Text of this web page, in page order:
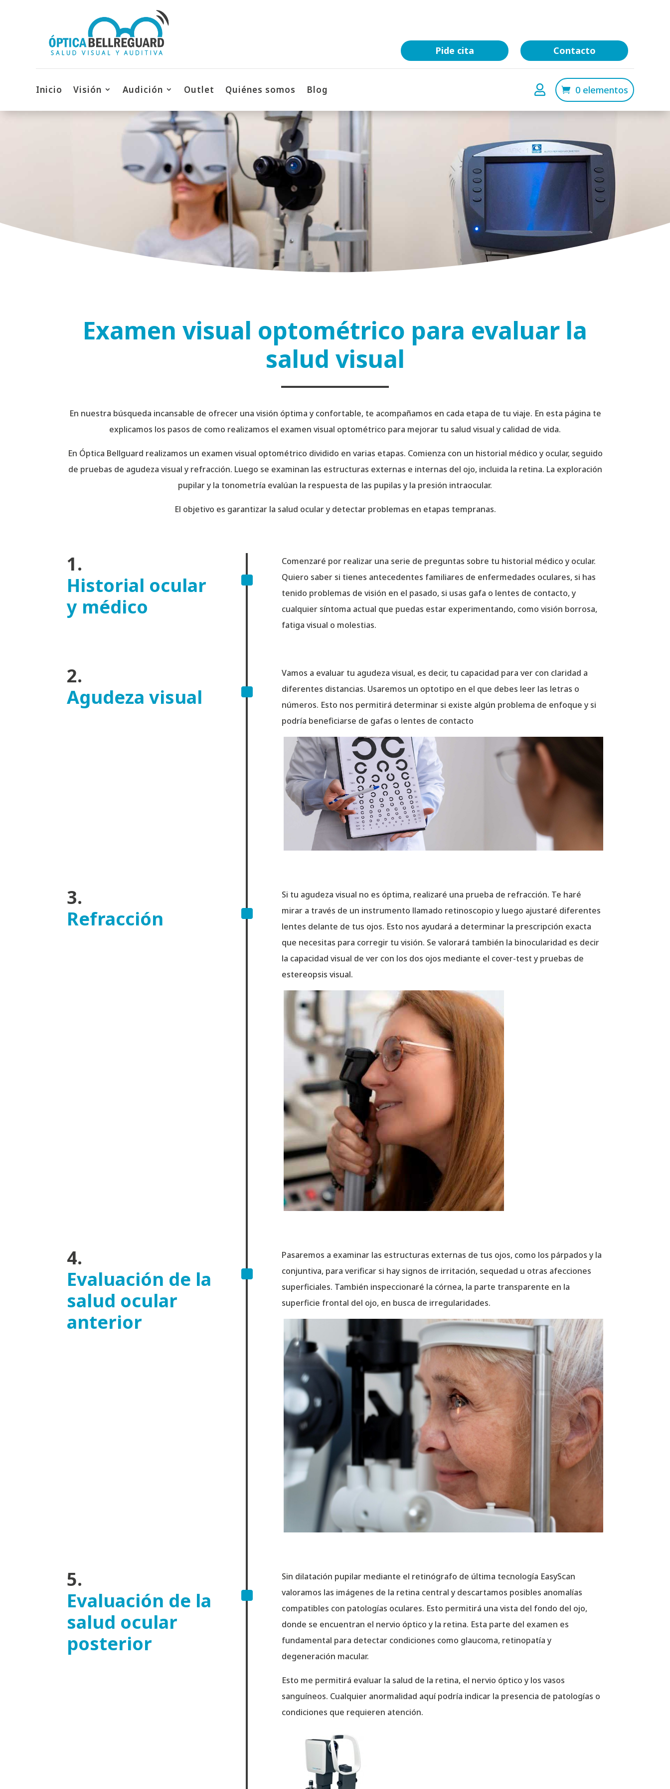
Pide cita Contacto
Inicio Visión Audición Outlet Quiénes somos Blog  0 elementos
Examen visual optométrico para evaluar la
salud visual
En nuestra búsqueda incansable de ofrecer una visión óptima y confortable, te acompañamos en cada etapa de tu viaje. En esta página te
explicamos los pasos de como realizamos el examen visual optométrico para mejorar tu salud visual y calidad de vida.
En Óptica Bellguard realizamos un examen visual optométrico dividido en varias etapas. Comienza con un historial médico y ocular, seguido
de pruebas de agudeza visual y refracción. Luego se examinan las estructuras externas e internas del ojo, incluida la retina. La exploración
pupilar y la tonometría evalúan la respuesta de las pupilas y la presión intraocular.
El objetivo es garantizar la salud ocular y detectar problemas en etapas tempranas.
1.
Historial ocular
y médico
^
Comenzaré por realizar una serie de preguntas sobre tu historial médico y ocular.
Quiero saber si tienes antecedentes familiares de enfermedades oculares, si has
tenido problemas de visión en el pasado, si usas gafa o lentes de contacto, y
cualquier síntoma actual que puedas estar experimentando, como visión borrosa,
fatiga visual o molestias.
2.
Agudeza visual
^
Vamos a evaluar tu agudeza visual, es decir, tu capacidad para ver con claridad a
diferentes distancias. Usaremos un optotipo en el que debes leer las letras o
números. Esto nos permitirá determinar si existe algún problema de enfoque y si
podría beneficiarse de gafas o lentes de contacto
3.
Refracción
^
Si tu agudeza visual no es óptima, realizaré una prueba de refracción. Te haré
mirar a través de un instrumento llamado retinoscopio y luego ajustaré diferentes
lentes delante de tus ojos. Esto nos ayudará a determinar la prescripción exacta
que necesitas para corregir tu visión. Se valorará también la binocularidad es decir
la capacidad visual de ver con los dos ojos mediante el cover-test y pruebas de
estereopsis visual.
4.
Evaluación de la
salud ocular
anterior
^
Pasaremos a examinar las estructuras externas de tus ojos, como los párpados y la
conjuntiva, para verificar si hay signos de irritación, sequedad u otras afecciones
superficiales. También inspeccionaré la córnea, la parte transparente en la
superficie frontal del ojo, en busca de irregularidades.
5.
Evaluación de la
salud ocular
posterior
^
Sin dilatación pupilar mediante el retinógrafo de última tecnología EasyScan
valoramos las imágenes de la retina central y descartamos posibles anomalías
compatibles con patologías oculares. Esto permitirá una vista del fondo del ojo,
donde se encuentran el nervio óptico y la retina. Esta parte del examen es
fundamental para detectar condiciones como glaucoma, retinopatía y
degeneración macular.
Esto me permitirá evaluar la salud de la retina, el nervio óptico y los vasos
sanguíneos. Cualquier anormalidad aquí podría indicar la presencia de patologías o
condiciones que requieren atención.